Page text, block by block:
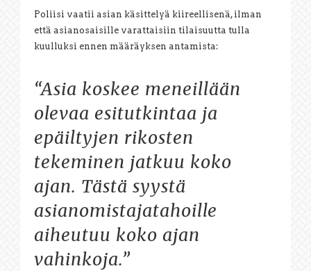
Poliisi vaatii asian käsittelyä kiireellisenä, ilman
että asianosaisille varattaisiin tilaisuutta tulla
kuulluksi ennen määräyksen antamista:
“Asia koskee meneillään
olevaa esitutkintaa ja
epäiltyjen rikosten
tekeminen jatkuu koko
ajan. Tästä syystä
asianomistajatahoille
aiheutuu koko ajan
vahinkoja.”